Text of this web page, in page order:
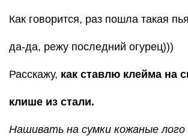
Как говорится, раз пошла такая
да-да, режу последний огурец)))
Расскажу, как ставлю клейма на
клише из стали.
Нашивать на сумки кожаные